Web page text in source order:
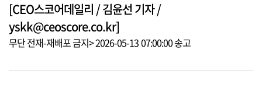
[CEO스코어데일리 / 김윤선 기자 /
yskk@ceoscore.co.kr]
무단 전재-재배포 금지> 2026-05-13 07:00:00 송고